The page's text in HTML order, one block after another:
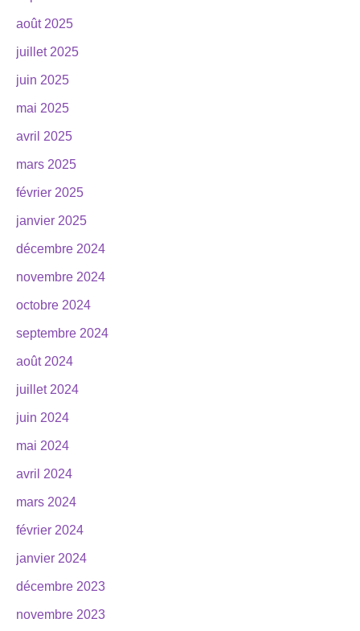
août 2025
juillet 2025
juin 2025
mai 2025
avril 2025
mars 2025
février 2025
janvier 2025
décembre 2024
novembre 2024
octobre 2024
septembre 2024
août 2024
juillet 2024
juin 2024
mai 2024
avril 2024
mars 2024
février 2024
janvier 2024
décembre 2023
novembre 2023